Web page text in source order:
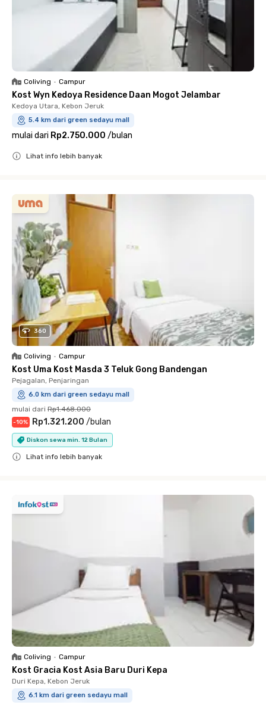
Coliving • Campur
Kost Wyn Kedoya Residence Daan Mogot Jelambar
Kedoya Utara, Kebon Jeruk
5.4 km dari green sedayu mall
mulai dari Rp2.750.000 /bulan
Lihat info lebih banyak
360
Coliving • Campur
Kost Uma Kost Masda 3 Teluk Gong Bandengan
Pejagalan, Penjaringan
6.0 km dari green sedayu mall
mulai dari Rp1.468.000
-10% Rp1.321.200 /bulan
Diskon sewa min. 12 Bulan
Lihat info lebih banyak
Coliving • Campur
Kost Gracia Kost Asia Baru Duri Kepa
Duri Kepa, Kebon Jeruk
6.1 km dari green sedayu mall